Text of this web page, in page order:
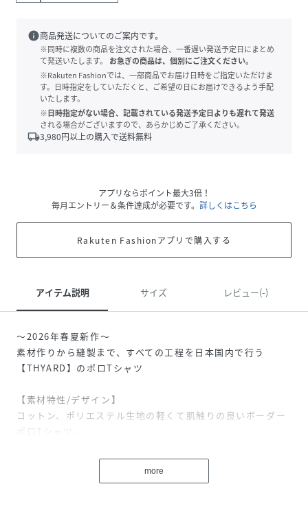
info商品発送についてのご案内です。
※同時に複数の商品を注文された場合、一番遅い発送予定日にまとめ
て発送いたします。
お急ぎの商品は、個別にご注文ください。
※Rakuten Fashionでは、一部商品でお届け日時をご指定いただけま
す。日時指定をしていただくと、ご希望の日にお届けできるよう手配
いたします。
※日時指定がない場合、記載されている発送予定日よりも遅れて発送
される場合がございますので、あらかじめご了承ください。
local_shipping3,980円以上の購入で送料無料
アプリならポイント最大3倍！
毎月エントリー＆条件達成が必要です。 詳しくはこちら
Rakuten Fashionアプリで購入する
アイテム説明 サイズ レビュー(-)
～2026年春夏新作～
素材作りから縫製まで、すべての工程を日本国内で行う
【THYARD】のポロTシャツ
【素材特性/デザイン】
コットン、ポリエステル生地の軽くて肌触りの良いボーダー
ポロTシャツ。
襟は素材違いでコーディネートのアクセントになります。
more